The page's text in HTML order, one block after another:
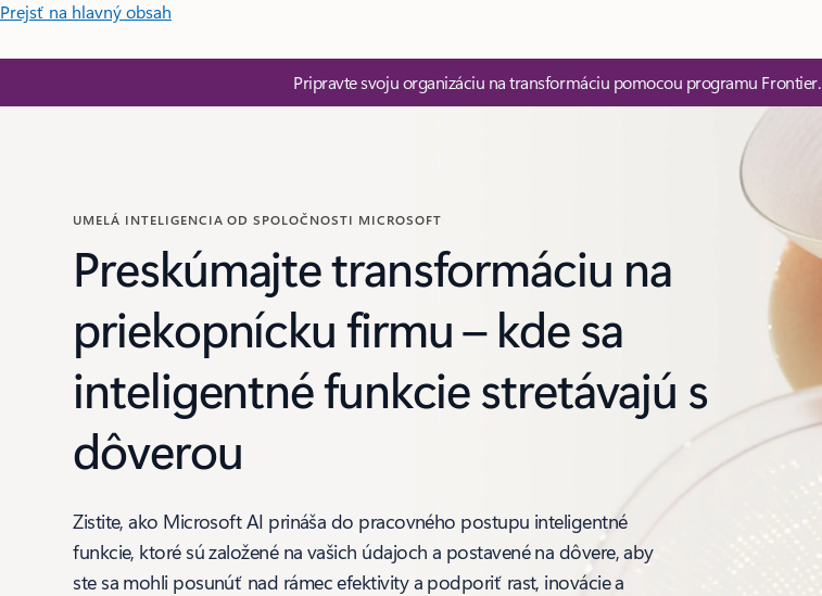
Prejsť na hlavný obsah
Pripravte svoju organizáciu na transformáciu pomocou programu Frontier.
UMELÁ INTELIGENCIA OD SPOLOČNOSTI MICROSOFT
Preskúmajte transformáciu na
priekopnícku firmu – kde sa
inteligentné funkcie stretávajú s
dôverou
Zistite, ako Microsoft AI prináša do pracovného postupu inteligentné
funkcie, ktoré sú založené na vašich údajoch a postavené na dôvere, aby
ste sa mohli posunúť nad rámec efektivity a podporiť rast, inovácie a